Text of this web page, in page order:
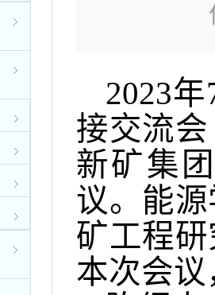
2023
接交流
新矿集
议。能
矿工程
本次会